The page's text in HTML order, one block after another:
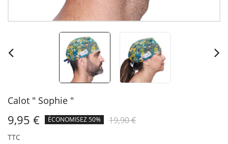
Calot " Sophie "
9,95 € ÉCONOMISEZ 50% 19,90 €
TTC